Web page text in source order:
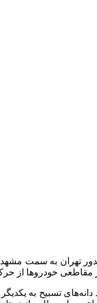
شدید خودروهای عبوری در
تسبیح به